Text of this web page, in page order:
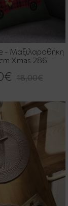
- Μαξιλαροθήκη
Xmas 286
18,00€